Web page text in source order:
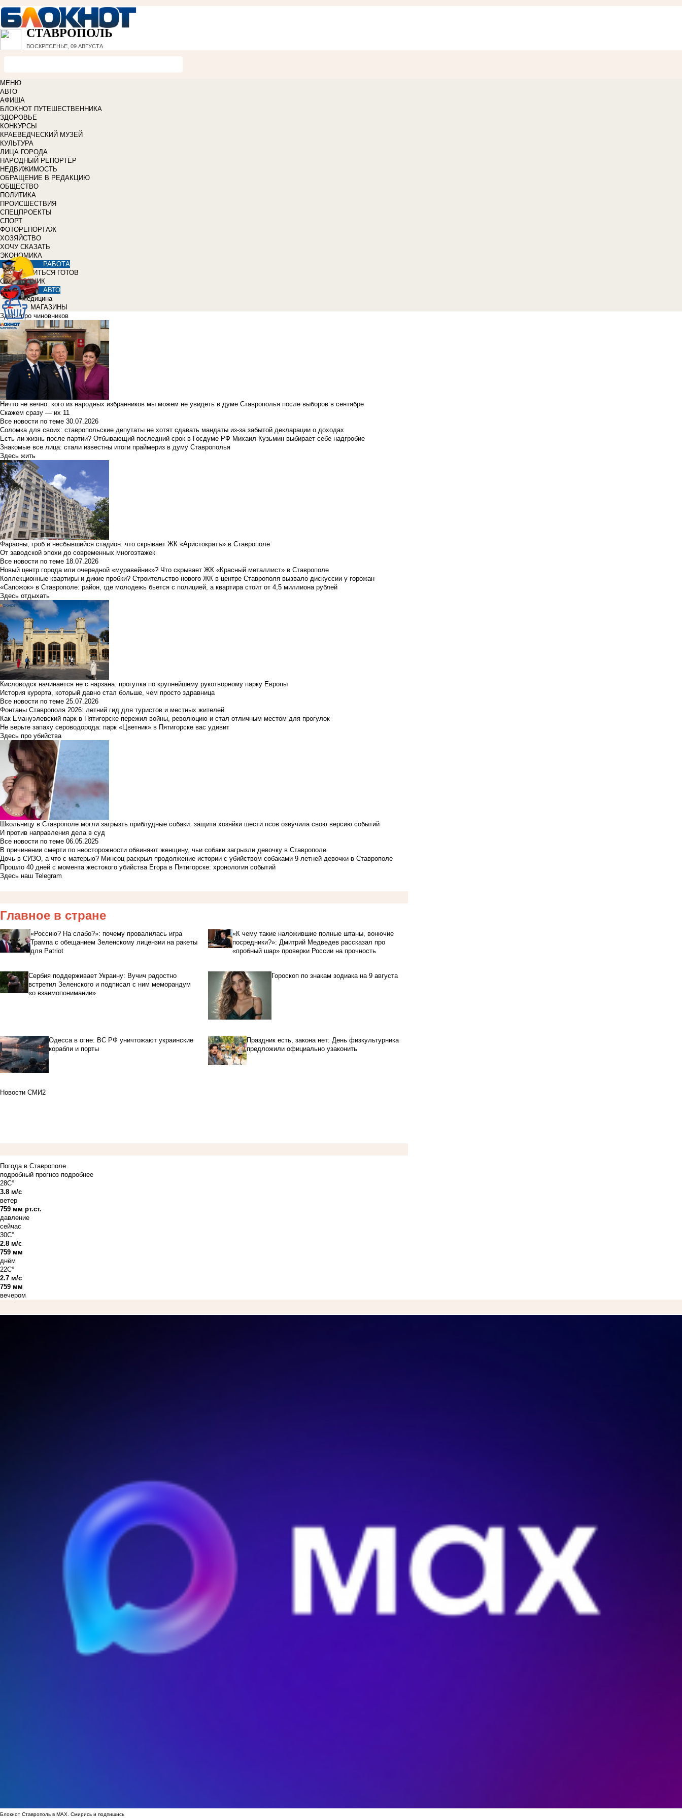
СТАВРОПОЛЬ
ВОСКРЕСЕНЬЕ, 09 АВГУСТА
МЕНЮ
АВТО
АФИША
БЛОКНОТ ПУТЕШЕСТВЕННИКА
ЗДОРОВЬЕ
КОНКУРСЫ
КРАЕВЕДЧЕСКИЙ МУЗЕЙ
КУЛЬТУРА
ЛИЦА ГОРОДА
НАРОДНЫЙ РЕПОРТЁР
НЕДВИЖИМОСТЬ
ОБРАЩЕНИЕ В РЕДАКЦИЮ
ОБЩЕСТВО
ПОЛИТИКА
ПРОИСШЕСТВИЯ
СПЕЦПРОЕКТЫ
СПОРТ
ФОТОРЕПОРТАЖ
ХОЗЯЙСТВО
ХОЧУ СКАЗАТЬ
ЭКОНОМИКА
РАБОТА
УЧИТЬСЯ ГОТОВ
СПРАВОЧНИК
АВТО
Медицина
МАГАЗИНЫ
Здесь про чиновников
Ничто не вечно: кого из народных избранников мы можем не увидеть в думе Ставрополья после выборов в сентябре
Скажем сразу — их 11
Все новости по теме 30.07.2026
Соломка для своих: ставропольские депутаты не хотят сдавать мандаты из-за забытой декларации о доходах
Есть ли жизнь после партии? Отбывающий последний срок в Госдуме РФ Михаил Кузьмин выбирает себе надгробие
Знакомые все лица: стали известны итоги праймериз в думу Ставрополья
Здесь жить
Фараоны, гроб и несбывшийся стадион: что скрывает ЖК «Аристократъ» в Ставрополе
От заводской эпохи до современных многоэтажек
Все новости по теме 18.07.2026
Новый центр города или очередной «муравейник»? Что скрывает ЖК «Красный металлист» в Ставрополе
Коллекционные квартиры и дикие пробки? Строительство нового ЖК в центре Ставрополя вызвало дискуссии у горожан
«Сапожок» в Ставрополе: район, где молодежь бьется с полицией, а квартира стоит от 4,5 миллиона рублей
Здесь отдыхать
Кисловодск начинается не с нарзана: прогулка по крупнейшему рукотворному парку Европы
История курорта, который давно стал больше, чем просто здравница
Все новости по теме 25.07.2026
Фонтаны Ставрополя 2026: летний гид для туристов и местных жителей
Как Емануэлевский парк в Пятигорске пережил войны, революцию и стал отличным местом для прогулок
Не верьте запаху сероводорода: парк «Цветник» в Пятигорске вас удивит
Здесь про убийства
Школьницу в Ставрополе могли загрызть приблудные собаки: защита хозяйки шести псов озвучила свою версию событий
И против направления дела в суд
Все новости по теме 06.05.2025
В причинении смерти по неосторожности обвиняют женщину, чьи собаки загрызли девочку в Ставрополе
Дочь в СИЗО, а что с матерью? Минсоц раскрыл продолжение истории с убийством собаками 9-летней девочки в Ставрополе
Прошло 40 дней с момента жестокого убийства Егора в Пятигорске: хронология событий
Здесь наш Telegram
Главное в стране
«Россию? На слабо?»: почему провалилась игра
Трампа с обещанием Зеленскому лицензии на ракеты
для Patriot
«К чему такие наложившие полные штаны, вонючие
посредники?»: Дмитрий Медведев рассказал про
«пробный шар» проверки России на прочность
Сербия поддерживает Украину: Вучич радостно
встретил Зеленского и подписал с ним меморандум
«о взаимопонимании»
Гороскоп по знакам зодиака на 9 августа
Одесса в огне: ВС РФ уничтожают украинские
корабли и порты
Праздник есть, закона нет: День физкультурника
предложили официально узаконить
Новости СМИ2
Погода в Ставрополе
подробный прогноз подробнее
28C°
3.8 м/с
ветер
759 мм рт.ст.
давление
сейчас
30C°
2.8 м/с
759 мм
днём
22C°
2.7 м/с
759 мм
вечером
Блокнот Ставрополь в MAX. Смирись и подпишись